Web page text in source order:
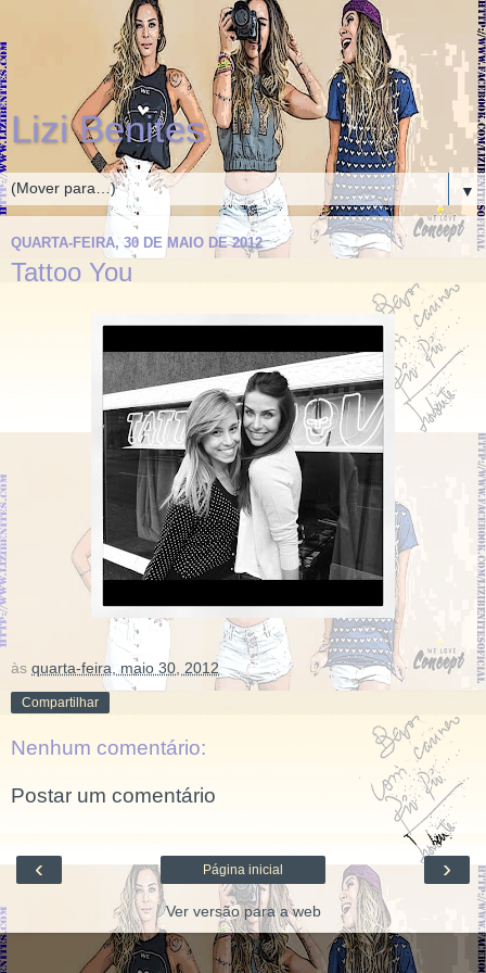
Lizi Benites
▼
QUARTA-FEIRA, 30 DE MAIO DE 2012
Tattoo You
às quarta-feira, maio 30, 2012
Compartilhar
Nenhum comentário:
Postar um comentário
‹ ›
Página inicial
Ver versão para a web